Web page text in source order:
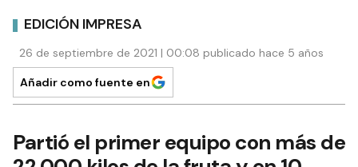
EDICIÓN IMPRESA
26 de septiembre de 2021 | 00:08 publicado hace 5 años
Añadir como fuente en
Partió el primer equipo con más de